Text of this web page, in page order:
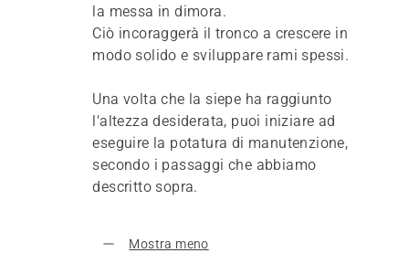
la messa in dimora.
Ciò incoraggerà il tronco a crescere in
modo solido e sviluppare rami spessi.
Una volta che la siepe ha raggiunto
l'altezza desiderata, puoi iniziare ad
eseguire la potatura di manutenzione,
secondo i passaggi che abbiamo
descritto sopra.
Mostra meno